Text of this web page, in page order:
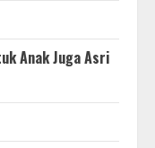
Anak Juga Asri